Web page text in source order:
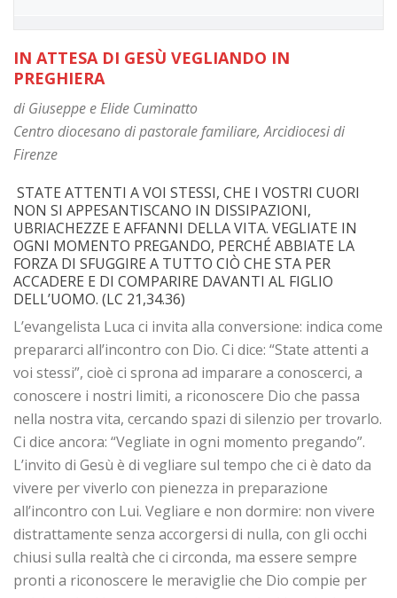
IN ATTESA DI GESÙ VEGLIANDO IN
PREGHIERA
di Giuseppe e Elide Cuminatto
Centro diocesano di pastorale familiare,Arcidiocesi di
Firenze
STATE ATTENTI A VOI STESSI, CHE I VOSTRI CUORI
NON SI APPESANTISCANO IN DISSIPAZIONI,
UBRIACHEZZE E AFFANNI DELLA VITA. VEGLIATE IN
OGNI MOMENTO PREGANDO, PERCHÉ ABBIATE LA
FORZA DI SFUGGIRE A TUTTO CIÒ CHE STA PER
ACCADERE E DI COMPARIRE DAVANTI AL FIGLIO
DELL’UOMO. (LC 21,34.36)
L’evangelista Luca ci invita alla conversione: indica come
prepararci all’incontro con Dio. Ci dice: “State attenti a
voi stessi”, cioè ci sprona ad imparare a conoscerci, a
conoscere i nostri limiti, a riconoscere Dio che passa
nella nostra vita, cercando spazi di silenzio per trovarlo.
Ci dice ancora: “Vegliate in ogni momento pregando”.
L’invito di Gesù è di vegliare sul tempo che ci è dato da
vivere per viverlo con pienezza in preparazione
all’incontro con Lui. Vegliare e non dormire: non vivere
distrattamente senza accorgersi di nulla, con gli occhi
chiusi sulla realtà che ci circonda, ma essere sempre
pronti a riconoscere le meraviglie che Dio compie per